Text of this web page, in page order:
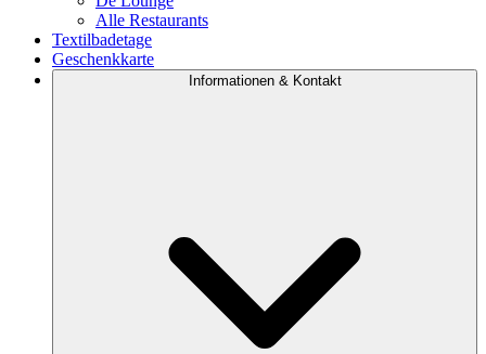
Alle Restaurants
Textilbadetage
Geschenkkarte
Informationen & Kontakt